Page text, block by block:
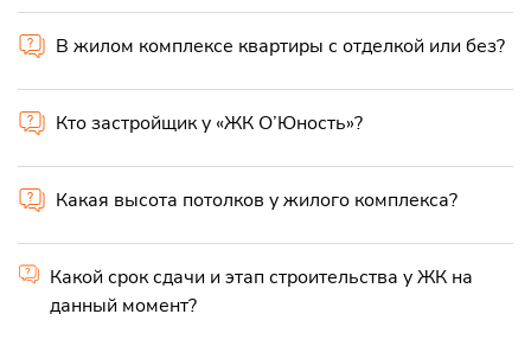
В жилом комплексе квартиры с отделкой или без?
Кто застройщик у «ЖК О’Юность»?
Какая высота потолков у жилого комплекса?
Какой срок сдачи и этап строительства у ЖК на
данный момент?